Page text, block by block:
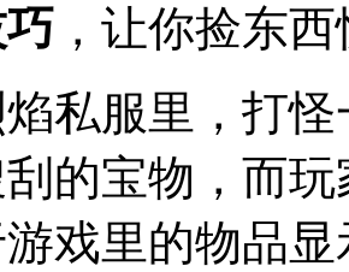
，让你捡东
服里，打怪
的宝物，而
戏里的物品